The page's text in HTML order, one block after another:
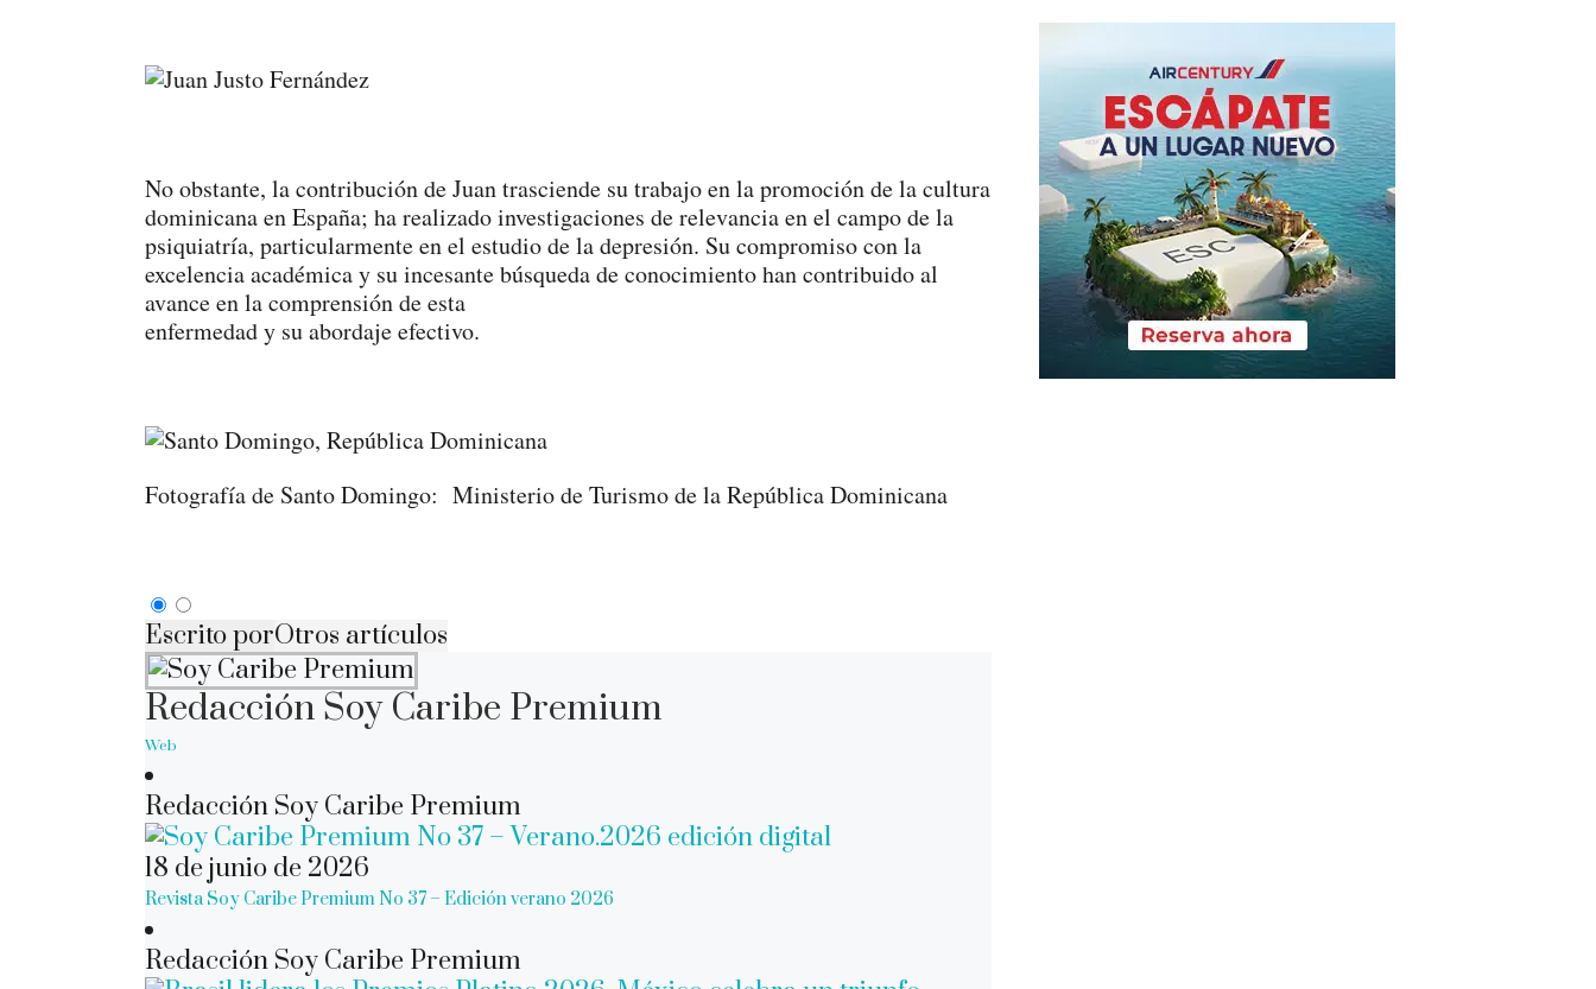
No obstante, la contribución de Juan trasciende su trabajo en la promoción de la cultura
dominicana en España; ha realizado investigaciones de relevancia en el campo de la
psiquiatría, particularmente en el estudio de la depresión. Su compromiso con la
excelencia académica y su incesante búsqueda de conocimiento han contribuido al
avance en la comprensión de esta
enfermedad y su abordaje efectivo.
Fotografía de Santo Domingo: Ministerio de Turismo de la República Dominicana
Escrito porOtros artículos
Redacción Soy Caribe Premium
Web
Redacción Soy Caribe Premium
18 de junio de 2026
Revista Soy Caribe Premium No 37 – Edición verano 2026
Redacción Soy Caribe Premium